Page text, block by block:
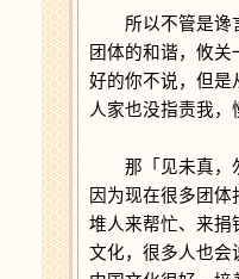
所以不管是谗言
团体的和谐，攸
好的你不说，但是
人家也没指责我
那「见未真，勿
因为现在很多团
堆人来帮忙、来捐
文化，很多人也会